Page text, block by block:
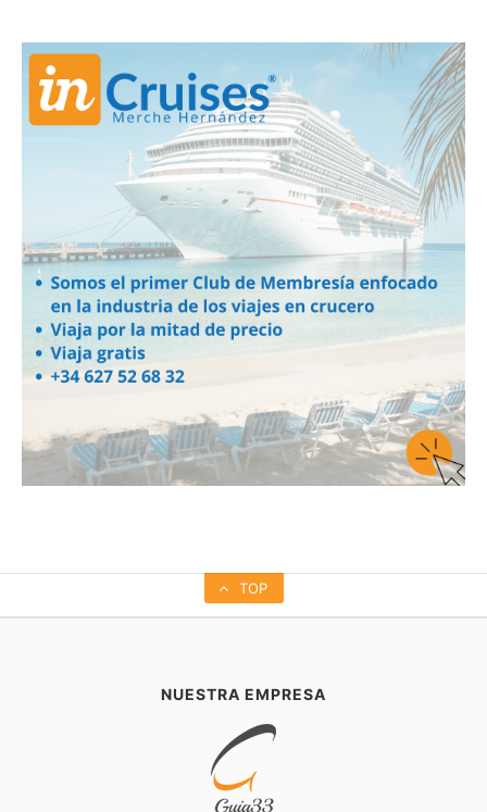
TOP
NUESTRA EMPRESA